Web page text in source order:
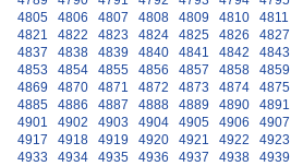
4805
4806 4807 4808 4809 4810 4811
4821
4822 4823 4824 4825 4826 4827
4837
4838 4839 4840 4841 4842 4843
4853
4854 4855 4856 4857 4858 4859
4869
4870 4871 4872 4873 4874 4875
4885
4886 4887 4888 4889 4890 4891
4901
4902 4903 4904 4905 4906 4907
4917
4918 4919 4920 4921 4922 4923
4933
4934 4935 4936 4937 4938 4939